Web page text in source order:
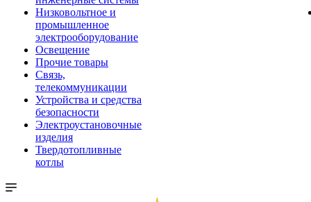
Низковольтное и
промышленное
электрооборудование
Освещение
Прочие товары
Связь,
телекоммуникации
Устройства и средства
безопасности
Электроустановочные
изделия
Твердотопливные
котлы